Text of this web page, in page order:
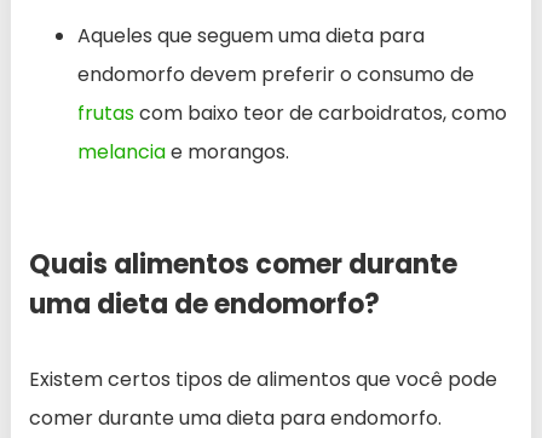
Aqueles que seguem uma dieta para
endomorfo devem preferir o consumo de
frutascom baixo teor de carboidratos, como
melanciae morangos.
Quais alimentos comer durante
uma dieta de endomorfo?
Existem certos tipos de alimentos que você pode
comer durante uma dieta para endomorfo.